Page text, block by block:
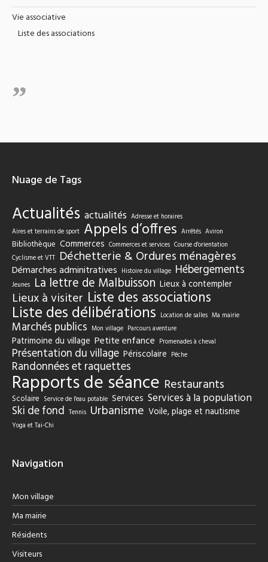
Vie associative
Liste des associations
Nuage de Tags
Actualités actualités Adresse et horaires
Aires et terrains de sport Appels d’offres Arrêtés Aviron
Bibliothèque Commerces Commerces et services Course d'orientation
Cyclisme et VTT Déchetterie & Ordures ménagères
Démarches adminitratives Histoire du village Hébergements
Jeunes La lettre de Malbuisson Lieux à contempler
Lieux à visiter Liste des associations
Liste des délibérations Location de salles Ma mairie
Marchés publics Mon village Parcours aventure
Patrimoine du village Petite enfance Promenades à cheval
Présentation du village Périscolaire Pêche
Randonnées et raquettes
Rapports de séance Restaurants
Scolaire Service de l'eau potable Services Services à la population
Ski de fond Tennis Urbanisme Voile, plage et nautisme
Yoga et Tai-Chi
Navigation
Mon village
Ma mairie
Résidents
Visiteurs